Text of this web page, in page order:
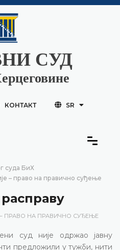
СУД
КОНТАКТ SR
суда БиХ
– право на правично суђење
ПРАВО НА ПРАВИЧНО СУЂЕЊЕ
суд није одржао јавну
предложили у тужби, нити